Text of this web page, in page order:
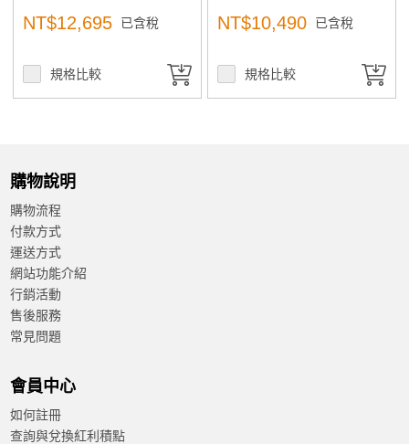
化, 高擴充與低功耗設計,
NT$12,695 已含稅
規格比較
化, 高擴充與低功耗設計,
NT$10,490 已含稅
規格比較
購物說明
購物流程
付款方式
運送方式
網站功能介紹
行銷活動
售後服務
常見問題
會員中心
如何註冊
查詢與兌換紅利積點